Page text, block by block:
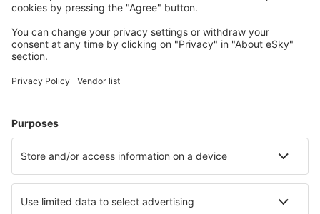
Alege din peste 1,3 mil. de opţiuni: hoteluri, cabane,
Cele mai căutate cazări de către utilizatorii eSky
Cazare în Mijas
Cazare în Barcelona Cazare în Marbella
Cazare în Almunecar Cazare în Las Palmas